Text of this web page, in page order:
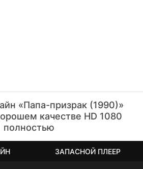
«Папа-призрак (1990)»
качестве HD 1080
полностью
ЗАПАСНОЙ ПЛЕЕР